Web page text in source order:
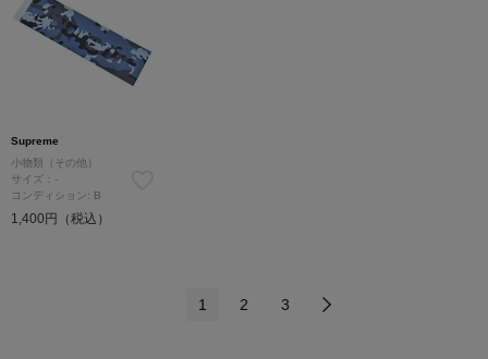
Supreme
小物類（その他）
サイズ：-
コンディション: B
1,400円（税込）
1 2 3